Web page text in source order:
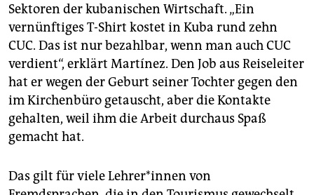
Sektoren der kubanischen Wirtschaft. „Ein
vernünftiges T-Shirt kostet in Kuba rund zehn
CUC. Das ist nur bezahlbar, wenn man auch CUC
verdient“, erklärt Martínez. Den Job aus Reiseleiter
hat er wegen der Geburt seiner Tochter gegen den
im Kirchenbüro getauscht, aber die Kontakte
gehalten, weil ihm die Arbeit durchaus Spaß
gemacht hat.
Das gilt für viele Lehrer*innen von